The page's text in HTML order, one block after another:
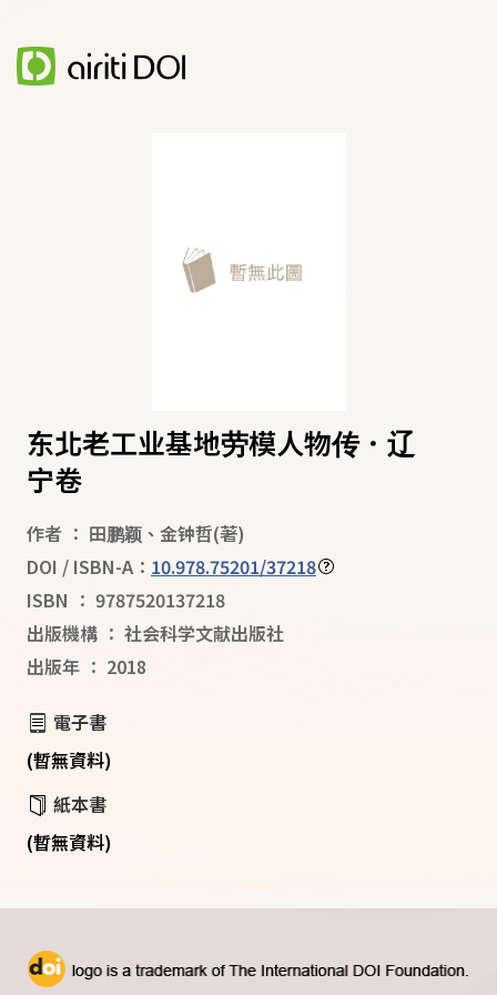
东北老工业基地劳模人物传．辽
宁卷
作者 ： 田鹏颖 、 金钟哲(著)
DOI / ISBN-A： 10.978.75201/37218
ISBN ： 9787520137218
出版機構 ： 社会科学文献出版社
出版年 ： 2018
電子書
(暫無資料)
紙本書
(暫無資料)